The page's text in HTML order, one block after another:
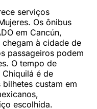
serviços
Os ônibus
em Cancún,
à cidade de
passageiros podem
O tempo de
é de
custam em
escolhida.